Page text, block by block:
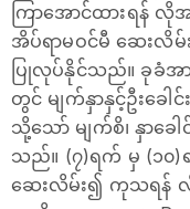
ကြာအောင်ထားရန်
အိပ်ရာမဝင်မီ ဆေးလိမ်
ပြုလုပ်နိုင်သည်။ ခုခံအာ
တွင် မျက်နှာနှင့်ဦးခေ
သို့သော် မျက်စိ၊ နှာခေါ
သည်။ (၇)ရက် မှ (၁၀
ဆေးလိမ်း၍ ကုသရန်